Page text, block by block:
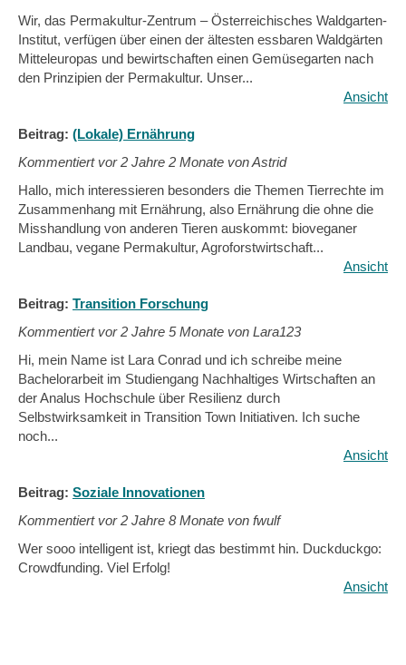
Wir, das Permakultur-Zentrum – Österreichisches Waldgarten-
Institut, verfügen über einen der ältesten essbaren Waldgärten
Mitteleuropas und bewirtschaften einen Gemüsegarten nach
den Prinzipien der Permakultur. Unser...
Ansicht
Beitrag: (Lokale) Ernährung
Kommentiert vor2 Jahre 2 Monate von Astrid
Hallo, mich interessieren besonders die Themen Tierrechte im
Zusammenhang mit Ernährung, also Ernährung die ohne die
Misshandlung von anderen Tieren auskommt: bioveganer
Landbau, vegane Permakultur, Agroforstwirtschaft...
Ansicht
Beitrag: Transition Forschung
Kommentiert vor2 Jahre 5 Monate von Lara123
Hi, mein Name ist Lara Conrad und ich schreibe meine
Bachelorarbeit im Studiengang Nachhaltiges Wirtschaften an
der Analus Hochschule über Resilienz durch
Selbstwirksamkeit in Transition Town Initiativen. Ich suche
noch...
Ansicht
Beitrag: Soziale Innovationen
Kommentiert vor2 Jahre 8 Monate von fwulf
Wer sooo intelligent ist, kriegt das bestimmt hin. Duckduckgo:
Crowdfunding. Viel Erfolg!
Ansicht